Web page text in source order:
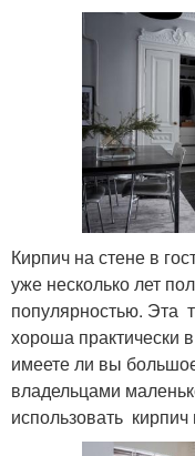
Кирпич на стене в
уже несколько лет
популярностью. Эта
хороша практически
имеете ли вы
владельцами
использовать кирпич